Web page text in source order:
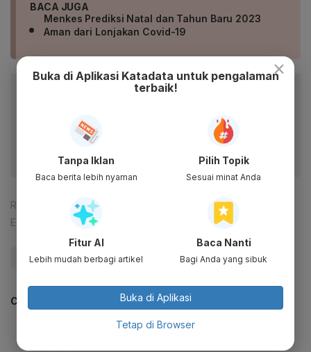
BACA JUGA
Menkes Prediksi Natal dan Tahun Baru 2023
Aman dari Lonjakan Covid-19
Baca artikel ini lewat aplikasi mobile.
fitur menarik lainnya lewat aplikasi mobile Katadata.
Reporter:
Andi M. Arief
Editor:
Ameidyo Daud Nasution
#PPKM #Covid-19 #Endemi #Update Me
CEK JUGA DATA INI
×
Buka di Aplikasi Katadata untuk pengalaman
terbaik!
Tanpa Iklan
Baca berita lebih nyaman
Pilih Topik
Sesuai minat Anda
Fitur AI
Lebih mudah berbagi artikel
Baca Nanti
Bagi Anda yang sibuk
Buka di Aplikasi
Tetap di Browser